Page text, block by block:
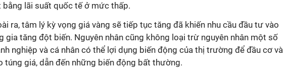
bằng lãi suất quốc tế ở mức thấp.
ra, tâm lý kỳ vọng giá vàng sẽ tiếp tục tăng đã khiến nhu cầu đầu tư vào
gia tăng đột biến. Nguyên nhân cũng không loại trừ nguyên nhân một số
nghiệp và cá nhân có thể lợi dụng biến động của thị trường để đầu cơ và
túng giá, dẫn đến những biến động bất thường.